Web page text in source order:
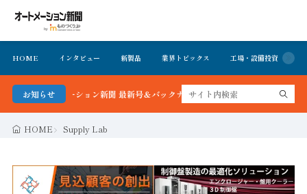
HOME インタビュー 新製品 業界トピックス 工場・設備投資
お知らせ
オートメーション新聞 最新号＆バックナンバーを無料で公開中 詳細はこちら
HOME Supply Lab